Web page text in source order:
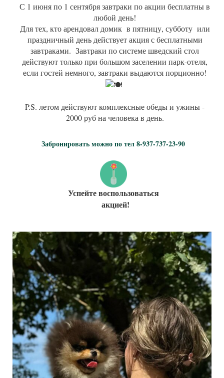
С 1 июня по 1 сентября завтраки по акции бесплатны в
любой день!
Для тех, кто арендовал домик в пятницу, субботу или
праздничный день действует акция с бесплатными
завтраками. Завтраки по системе шведский стол
действуют только при большом заселении парк-отеля,
если гостей немного, завтраки выдаются порционно!
P.S. летом действуют комплексные обеды и ужины -
2000 руб на человека в день.
Забронировать можно по тел 8-937-737-23-90
Успейте воспользоваться
акцией!